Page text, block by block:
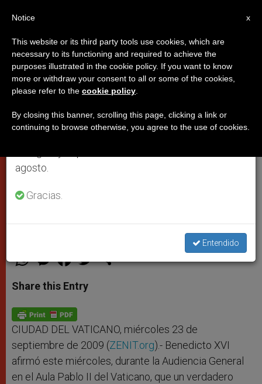
El Papa recuerda que la propia
inteligencia no basta para hacer
teología
Propone como modelo a san Anselmo
Iglesia
ZENIT STAFF
CIUDAD DEL
h
t
s
p
p
e
s
e
g
e
r
a
e
b
o
k
w h
Share this Entry
CIUDAD DEL VATICANO, miércoles 23 de
septiembre de 2009 (ZENIT.org).- Benedicto XVI
afirmó este miércoles, durante la Audiencia General
en el Aula Pablo II del Vaticano, que un verdadero
×
Aviso importante
Del 27 de julio al 7 de agosto haremos la pausa
anual, aprovechando que en el periodo de verano
se generan menos informaciones y también el
agosto.
Gracias.
Entendido
x
Notice
This website or its third party tools use cookies, which are
necessary to its functioning and required to achieve the
purposes illustrated in the cookie policy. If you want to know
more or withdraw your consent to all or some of the cookies,
please refer to the cookie policy
By closing this banner, scrolling this page, clicking a link or
continuing to browse otherwise, you agree to the use of cookies.